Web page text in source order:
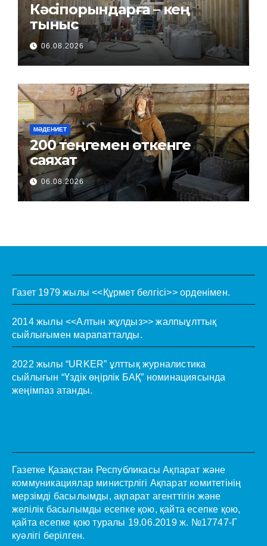
Кәсіпорындарға – кең
тыныс
06.08.2026
МӘДЕНИЕТ
200 теңгемен өткенге
саяхат
06.08.2026
Газет 1979 жылы <<Құрмет белгісі>> орденімен.
2014 жылы <<Алтын жұлдыз>> жалпыұлттық
сыйлығымен марапатталды.
2022 жылы “URKER” ұлттық журналистика
сыйлығын “Үздік өңірлік БАҚ” номинациясында
жеңімпаз атанды.
Газетке Қазақстан Республикасы Ақпарат және
коммуникациялар министрлігі Ақпарат комитетінің
мерзімді басылымды, ақпарат агенттігін және
желілік басылымды есепке қою, қайта есепке қою,
қайта есепке қою туралы 19.06.2019 ж. №17747-Г
куәлігі берілген.